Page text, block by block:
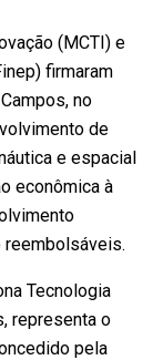
(MCTI) e
firmaram
no
de
e espacial
econômica à
reembolsáveis.
Tecnologia
representa o
pela